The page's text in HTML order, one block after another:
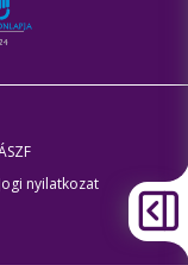
Jogi nyilatkozat